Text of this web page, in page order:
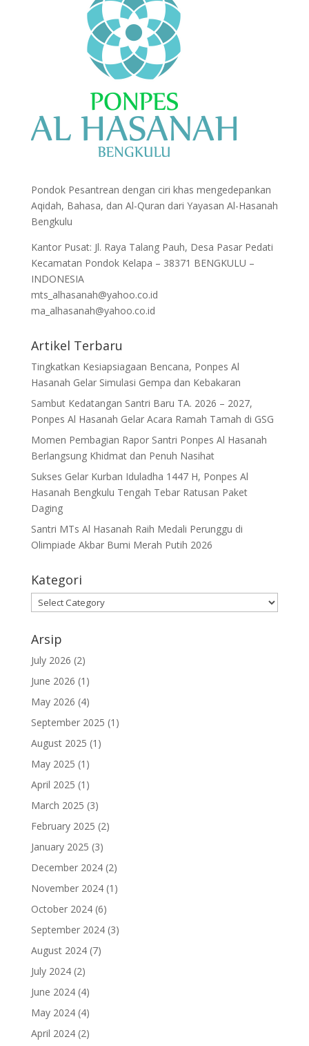
Pondok Pesantrean dengan ciri khas mengedepankan
Aqidah, Bahasa, dan Al-Quran dari Yayasan Al-Hasanah
Bengkulu
Kantor Pusat: Jl. Raya Talang Pauh, Desa Pasar Pedati
Kecamatan Pondok Kelapa – 38371 BENGKULU –
INDONESIA
mts_alhasanah@yahoo.co.id
ma_alhasanah@yahoo.co.id
Artikel Terbaru
Tingkatkan Kesiapsiagaan Bencana, Ponpes Al
Hasanah Gelar Simulasi Gempa dan Kebakaran
Sambut Kedatangan Santri Baru TA. 2026 – 2027,
Ponpes Al Hasanah Gelar Acara Ramah Tamah di GSG
Momen Pembagian Rapor Santri Ponpes Al Hasanah
Berlangsung Khidmat dan Penuh Nasihat
Sukses Gelar Kurban Iduladha 1447 H, Ponpes Al
Hasanah Bengkulu Tengah Tebar Ratusan Paket
Daging
Santri MTs Al Hasanah Raih Medali Perunggu di
Olimpiade Akbar Bumi Merah Putih 2026
Kategori
Kategori
Arsip
July 2026 (2)
June 2026 (1)
May 2026 (4)
September 2025 (1)
August 2025 (1)
May 2025 (1)
April 2025 (1)
March 2025 (3)
February 2025 (2)
January 2025 (3)
December 2024(2)
November 2024(1)
October 2024(6)
September 2024(3)
August 2024(7)
July 2024(2)
June 2024(4)
May 2024(4)
April 2024(2)